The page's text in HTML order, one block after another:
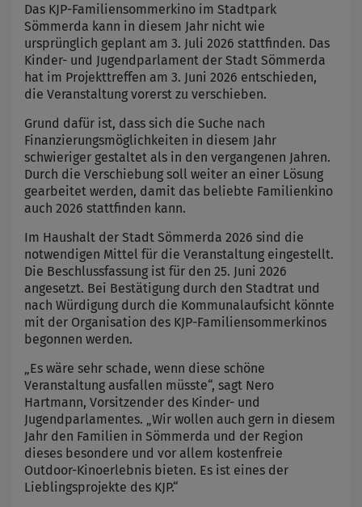
Das KJP-Familiensommerkino im Stadtpark
Sömmerda kann in diesem Jahr nicht wie
ursprünglich geplant am 3. Juli 2026 stattfinden. Das
Kinder- und Jugendparlament der Stadt Sömmerda
hat im Projekttreffen am 3. Juni 2026 entschieden,
die Veranstaltung vorerst zu verschieben.
Grund dafür ist, dass sich die Suche nach
Finanzierungsmöglichkeiten in diesem Jahr
schwieriger gestaltet als in den vergangenen Jahren.
Durch die Verschiebung soll weiter an einer Lösung
gearbeitet werden, damit das beliebte Familienkino
auch 2026 stattfinden kann.
Im Haushalt der Stadt Sömmerda 2026 sind die
notwendigen Mittel für die Veranstaltung eingestellt.
Die Beschlussfassung ist für den 25. Juni 2026
angesetzt. Bei Bestätigung durch den Stadtrat und
nach Würdigung durch die Kommunalaufsicht könnte
mit der Organisation des KJP-Familiensommerkinos
begonnen werden.
„Es wäre sehr schade, wenn diese schöne
Veranstaltung ausfallen müsste“, sagt Nero
Hartmann, Vorsitzender des Kinder- und
Jugendparlamentes. „Wir wollen auch gern in diesem
Jahr den Familien in Sömmerda und der Region
dieses besondere und vor allem kostenfreie
Outdoor-Kinoerlebnis bieten. Es ist eines der
Lieblingsprojekte des KJP.“